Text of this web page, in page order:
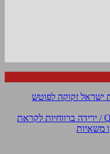
ישראל זקוקה לפוטש
איווקו Q2/2026 / ירידה ברווחיות לקראת
משאיות